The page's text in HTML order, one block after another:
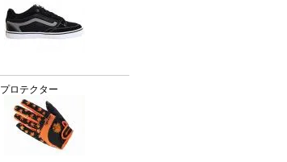
プロテクター